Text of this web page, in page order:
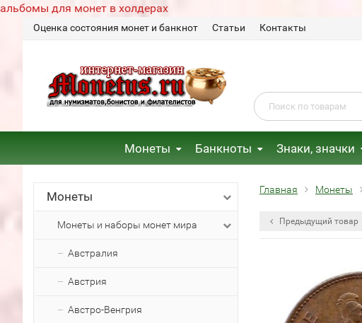
альбомы для монет в холдерах
Оценка состояния монет и банкнот Статьи Контакты
Монеты Банкноты Знаки, значки
Монеты
Монеты и наборы монет мира
Австралия
Австрия
Австро-Венгрия
Главная Монеты
Предыдущий товар